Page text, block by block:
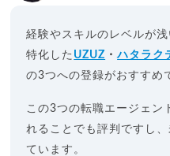
経験やスキルのレベルが
特化した UZUZ ・ハタラク
の3つへの登録がおすすめ
この3つの転職エージェン
れることでも評判ですし
ています。